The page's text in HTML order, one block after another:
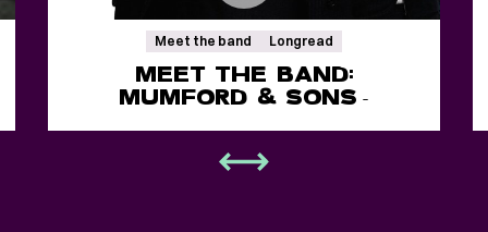
Meet the band Longread
MEET THE BAND:
MUMFORD & SONS -